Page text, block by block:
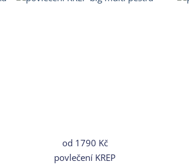
od 1790 Kč
povlečení KREP